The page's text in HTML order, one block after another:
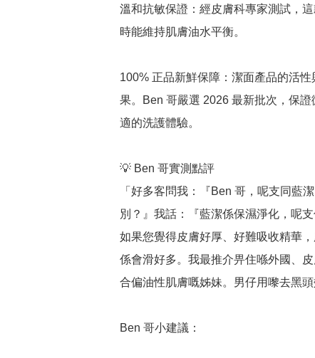
溫和抗敏保證：經皮膚科專家測試，
時能維持肌膚油水平衡。
100% 正品新鮮保障：潔面產品的活
果。Ben 哥嚴選 2026 最新批次，保
適的洗護體驗。
💡 Ben 哥實測點評
「好多客問我：『Ben 哥，呢支同藍
別？』我話：『藍潔係保濕淨化，呢支
如果您覺得皮膚好厚、好難吸收精華
係會滑好多。我最推介畀住喺外國、
合偏油性肌膚嘅姊妹。男仔用嚟去黑頭
Ben 哥小建議：